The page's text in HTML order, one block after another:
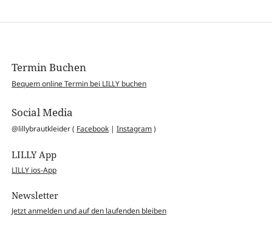
Termin Buchen
Bequem online Termin bei LILLY buchen
Social Media
@lillybrautkleider ( Facebook |Instagram)
LILLY App
LILLY ios-App
Newsletter
Jetzt anmelden und auf den laufenden bleiben